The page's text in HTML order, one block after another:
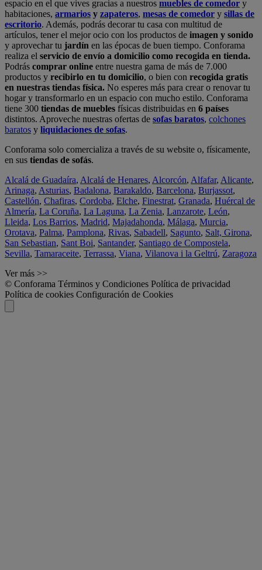
espacio en el que vives gracias a nuestros muebles de comedor y
habitaciones, armarios y zapateros, mesas de comedor y sillas de
escritorio. Además, podrás decorar tu casa con multitud de
artículos, tener el mejor ocio con los productos de imagen y sonido
y aprovechar tu jardín en las épocas de buen tiempo. Conforama
realiza el servicio de envío a domicilio como recogida en tienda.
Podrás comprar online entre nuestra gama de más de 7.000
productos y recibirlo en tu domicilio, o bien con recogida gratis
en nuestras tiendas física. No esperes más para crear o renovar tu
hogar y transformarlo en un espacio con mucho estilo. Conforama
tiene 300 tiendas de muebles físicas distribuidas en 6 países
distintos. Aproveche nuestras ofertas de sofas baratos, colchones
baratos y liquidaciones de sofas.
Conforama solo comercializa a través de su website o, físicamente,
en sus tiendas de sofás.
Alcalá de Guadaíra, Alcalá de Henares, Alcorcón, Alfafar, Alicante,
Arinaga, Asturias, Badalona, Barakaldo, Barcelona, Burjassot,
Castellón, Chafiras, Cordoba, Elche, Finestrat, Granada, Huércal de
Almería, La Coruña, La Laguna, La Zenia, Lanzarote, León,
Lleida, Los Barrios, Madrid, Majadahonda, Málaga, Murcia,
Orotava, Palma, Pamplona, Rivas, Sabadell, Sagunto, Salt, Girona,
San Sebastian, Sant Boi, Santander, Santiago de Compostela,
Sevilla, Tamaraceite, Terrassa, Viana, Vilanova i la Geltrú, Zaragoza
Ver más >>
© Conforama Términos y Condiciones Política de privacidad
Política de cookies Configuración de Cookies